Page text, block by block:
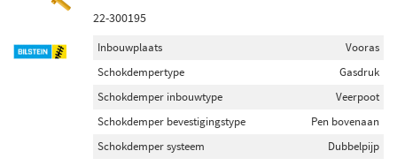
22-300195
Inbouwplaats
Vooras
Schokdempertype
Gasdruk
Schokdemper inbouwtype
Veerpoot
Schokdemper bevestigingstype
Pen bovenaan
Schokdemper systeem
Dubbelpijp